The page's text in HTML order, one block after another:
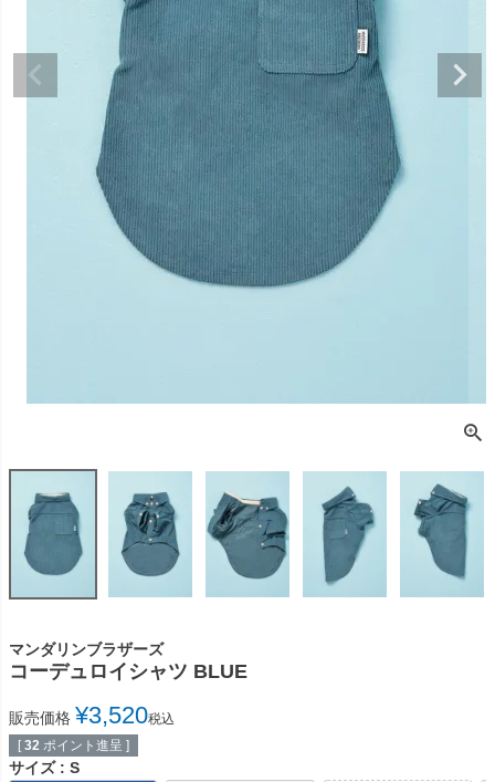
を見る
プ GREEN
販売価格
¥ 3,025 税込
〜
詳細を見る
販売価格 ¥ 2,860
詳細を見る
〜
詳細を
マンダリンブラザーズ
コーデュロイシャツ BLUE
販売価格 ¥3,520税込
[ 32 ポイント進呈 ]
サイズ
S